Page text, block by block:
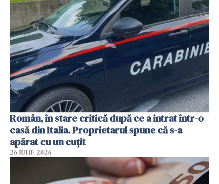
Român, în stare critică după ce a intrat într-o
casă din Italia. Proprietarul spune că s-a
apărat cu un cuțit
26 IULIE 2026